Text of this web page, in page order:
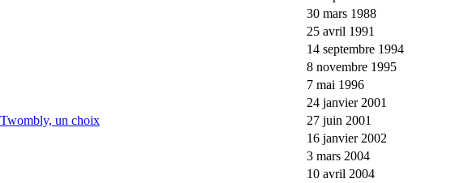
30 mars 1988
25 avril 1991
14 septembre 1994
8 novembre 1995
7 mai 1996
24 janvier 2001
un choix
27 juin 2001
16 janvier 2002
3 mars 2004
10 avril 2004